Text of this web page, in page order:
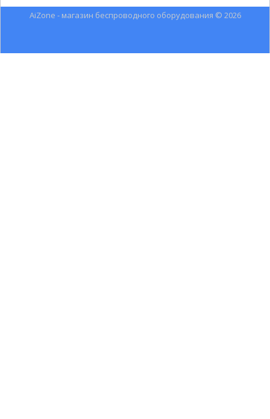
AiZone - магазин беспроводного оборудования © 2026